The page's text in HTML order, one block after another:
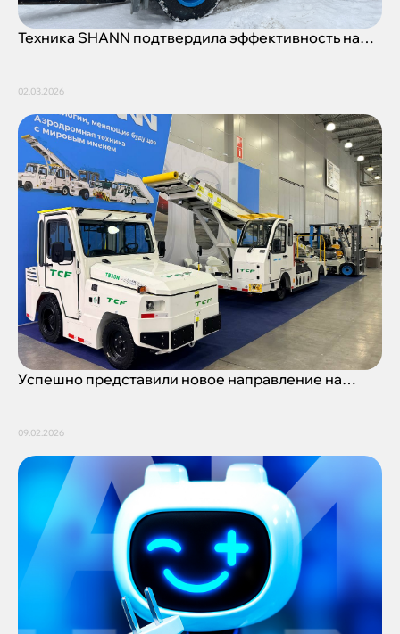
Техника SHANN подтвердила эффективность на
02.03.2026
Успешно представили новое направление на
09.02.2026